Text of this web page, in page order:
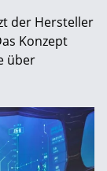
der Hersteller
Konzept
über